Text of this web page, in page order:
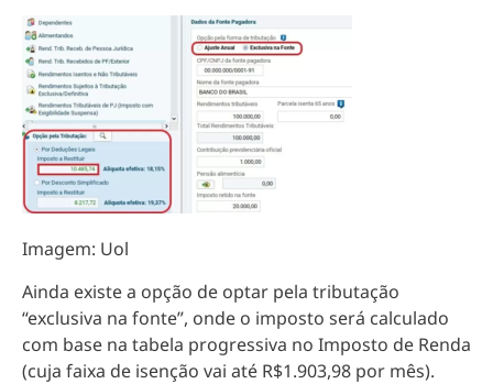
Imagem: Uol
Ainda existe a opção de optar pela tributação
“exclusiva na fonte”, onde o imposto será calculado
com base na tabela progressiva no Imposto de Renda
(cuja faixa de isenção vai até R$1.903,98 por mês).